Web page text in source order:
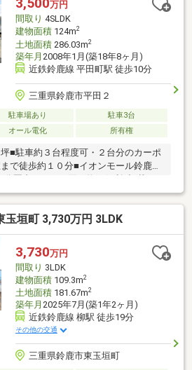
圏内にあり、休日のお出かけやリフレ
3,500万円
間取り 4SLDK
建物面積124m2
土地面積286.03m2
築年月 2008年1月(築18年8ヶ月)
近鉄鈴鹿線 平田町駅 徒歩10分
三重県鈴鹿市平田２
駐車場あり
駐車3台
オール電化 所有権
■駐車約３台程度可・２台分のカーポ
で徒歩約１０分■イオンモール鈴鹿・
予定のため予定面積です。 面積に若
ります。※公共下水は令和４年４月供
況浄化槽）
玉垣町 3,730万円 3LDK
3,730万円
間取り 3LDK
建物面積109.3m2
土地面積181.67m2
築年月 2025年7月(築1年2ヶ月)
近鉄鈴鹿線 柳駅 徒歩19分
その他の交通
三重県鈴鹿市東玉垣町